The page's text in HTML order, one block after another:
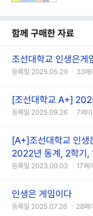
함께 구매한 자료
조선대학교 인생은게
등록일 2025.05.29 ㆍ33페
[조선대학교 A+]
등록일 2025.09.26 ㆍ7페이
[A+]조선대학교 인
2022년 동계, 2학기,
등록일 2023.09.03 ㆍ17페
인생은 게임이다
등록일 2025.07.26 ㆍ28페